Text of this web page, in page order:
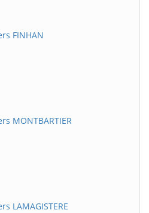
FINHAN
MONTBARTIER
LAMAGISTERE